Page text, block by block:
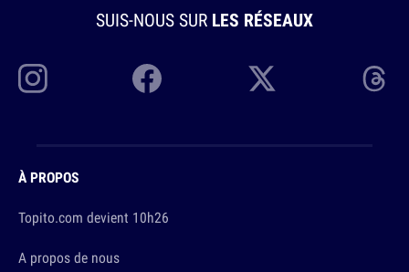
SUIS-NOUS SUR LES RÉSEAUX
À PROPOS
Topito.com devient 10h26
A propos de nous